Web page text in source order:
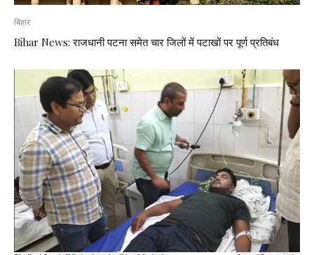
बिहार
Bihar News: राजधानी पटना समेत चार जिलों में पटाखों पर पूर्ण प्रतिबंध